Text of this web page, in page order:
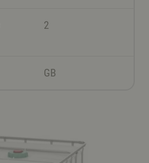
2
GB